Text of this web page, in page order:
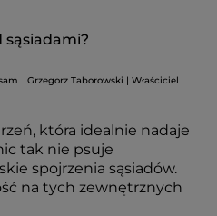
ogrodowej.
sąsiadami?
Grzegorz Taborowski | Właściciel
która idealnie nadaje
tak nie psuje
spojrzenia sąsiadów.
na tych zewnętrznych